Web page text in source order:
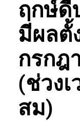
ฤกษ์ดี
มีผลตั้
กรกฎ
(ช่วง
สม)